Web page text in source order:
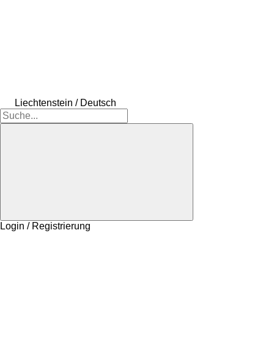
Liechtenstein / Deutsch
Login / Registrierung